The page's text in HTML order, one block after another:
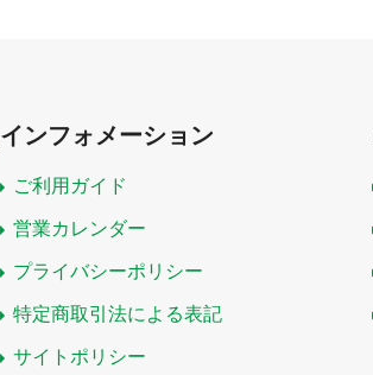
インフォメーション
ご利用ガイド
営業カレンダー
プライバシーポリシー
特定商取引法による表記
サイトポリシー